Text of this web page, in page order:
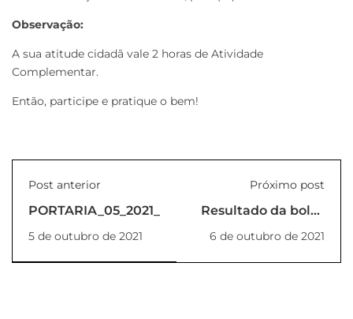
Observação:
A sua atitude cidadã vale 2 horas de Atividade
Complementar.
Então, participe e pratique o bem!
Post anterior
PORTARIA_05_2021_REITOR
5 de outubro de 2021
Próximo post
Resultado da bolsa
pesquisa Unilins-
AES Brasil
6 de outubro de 2021